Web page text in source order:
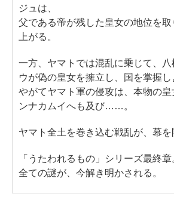
ジュは、
父である帝が残した皇女の地位を
上がる。
一方、ヤマトでは混乱に乗じて、八
ウが偽の皇女を擁立し、国を掌握し
やがてヤマト軍の侵攻は、本物の
ンナカムイへも及び……。
ヤマト全土を巻き込む戦乱が、幕を
「うたわれるもの」シリーズ最終章
全ての謎が、今解き明かされる。